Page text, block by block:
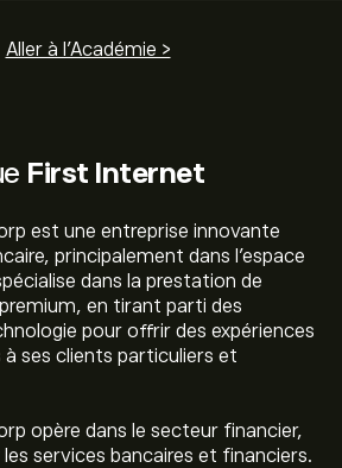
First Internet
est une entreprise innovante
principalement dans l'espace
dans la prestation de
en tirant parti des
pour offrir des expériences
ses clients particuliers et
opère dans le secteur financier,
services bancaires et financiers.
Aller à l'Académie >